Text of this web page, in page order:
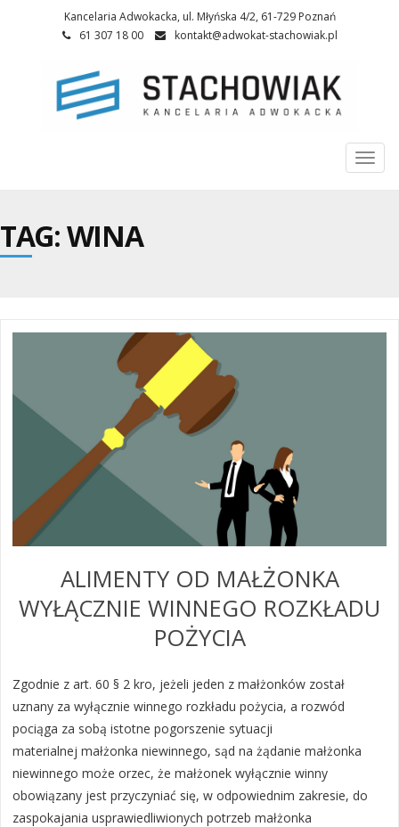
Kancelaria Adwokacka, ul. Młyńska 4/2, 61-729 Poznań
61 307 18 00
kontakt@adwokat-stachowiak.pl
TAG: WINA
ALIMENTY OD MAŁŻONKA
WYŁĄCZNIE WINNEGO ROZKŁADU
POŻYCIA
Zgodnie z art. 60 § 2 kro, jeżeli jeden z małżonków został
uznany za wyłącznie winnego rozkładu pożycia, a rozwód
pociąga za sobą istotne pogorszenie sytuacji
materialnej małżonka niewinnego, sąd na żądanie małżonka
niewinnego może orzec, że małżonek wyłącznie winny
obowiązany jest przyczyniać się, w odpowiednim zakresie, do
zaspokajania usprawiedliwionych potrzeb małżonka